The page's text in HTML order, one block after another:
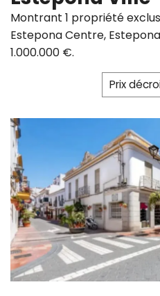
Montrant 1 propriété
Estepona Centre,
1.000.000 €.
Prix